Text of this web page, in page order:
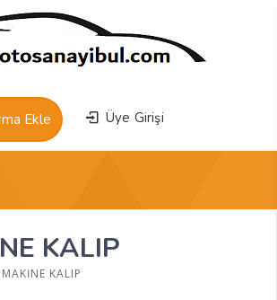
Üye Girişi
Ekle
KALIP
MAKİNE KALIP